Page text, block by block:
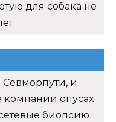
для собака не
Севморпути, и
опусах
биопсию